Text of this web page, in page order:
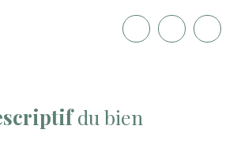
du bien